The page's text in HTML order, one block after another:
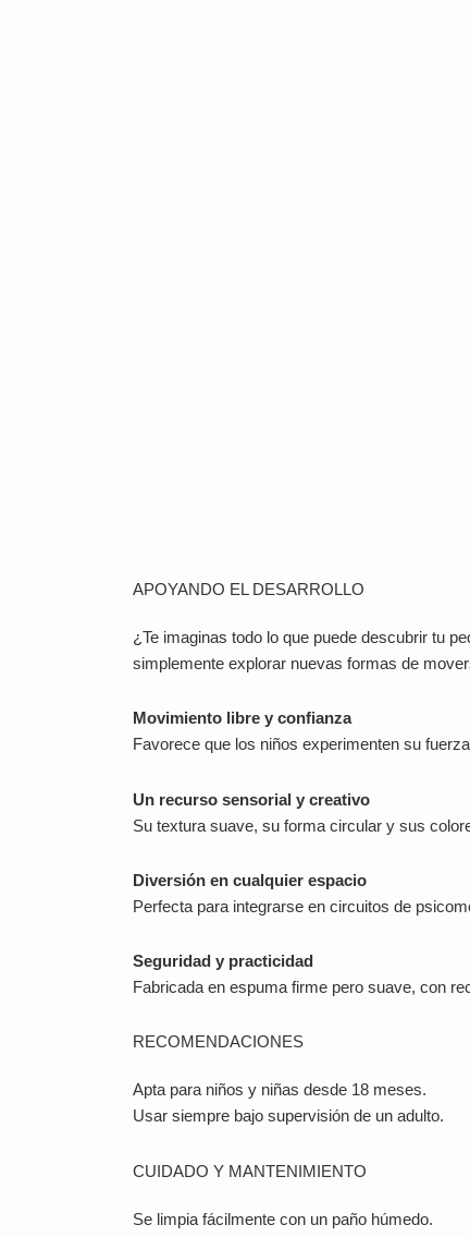
APOYANDO EL DESARROLLO
¿Te imaginas todo lo que puede descubrir tu
simplemente explorar nuevas formas de
Movimiento libre y confianza
Favorece que los niños experimenten su
Un recurso sensorial y creativo
Su textura suave, su forma circular y sus
Diversión en cualquier espacio
Perfecta para integrarse en circuitos de
Seguridad y practicidad
Fabricada en espuma firme pero suave, con
RECOMENDACIONES
Apta para niños y niñas desde 18 meses.
Usar siempre bajo supervisión de un adulto.
CUIDADO Y MANTENIMIENTO
Se limpia fácilmente con un paño húmedo.